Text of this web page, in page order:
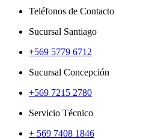
Teléfonos de Contacto
Sucursal Santiago
+569 5779 6712
Sucursal Concepción
+569 7215 2780
Servicio Técnico
+ 569 7408 1846